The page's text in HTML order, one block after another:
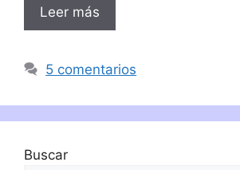
Leer más
5 comentarios
Buscar